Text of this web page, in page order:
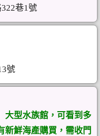
巷1號
號
大型水族館，可看到多
新鮮海產購買，需收門